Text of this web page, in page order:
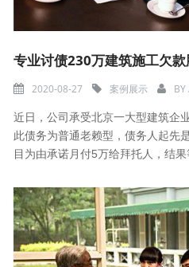
专业讨债230万建筑施工欠
2020-08-27 案例展示 BY
近日，公司承受北京一大型建筑企
此债务为普通老赖型，债务人起先
目为由承诺月付5万给拜托人，结果